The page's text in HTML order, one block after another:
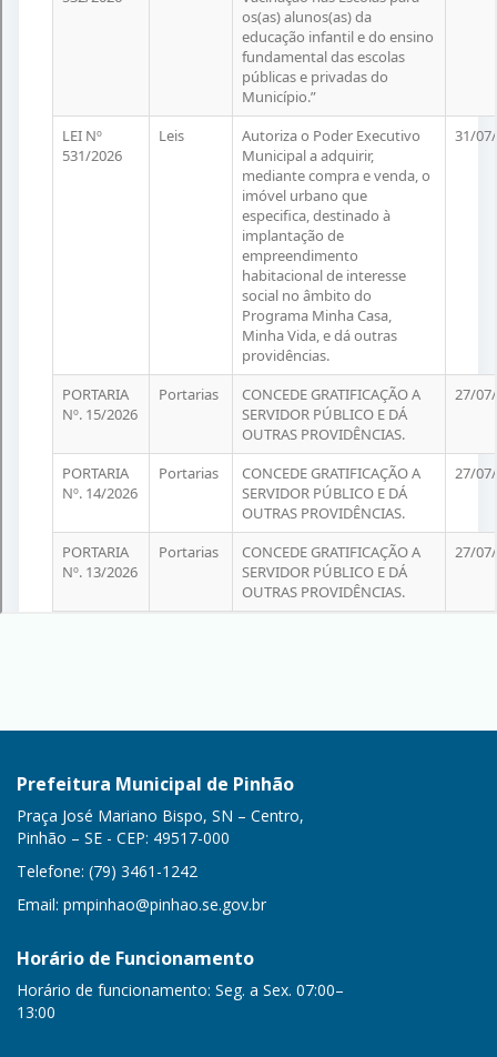
Prefeitura Municipal de Pinhão
Praça José Mariano Bispo, SN – Centro,
Pinhão – SE - CEP: 49517-000
Telefone: (79) 3461-1242
Email: pmpinhao@pinhao.se.gov.br
Horário de Funcionamento
Horário de funcionamento: Seg. a Sex. 07:00–
13:00